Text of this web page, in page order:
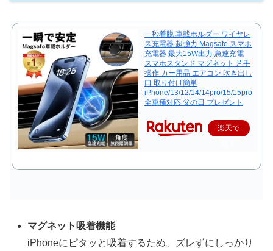
一秒着脱 車載ホルダー ワイヤレ
ス充電器 超強力 Magsafe スマホ
充電器 最大15W出力 急速充電
スマホスタンド マグネット 片手
操作 カー用品 エアコン 吹き出し
口 取り付け簡単
iPhone/13/12/14/14pro/15/15pro
全車種対応 父の日 プレゼント
楽天で
マグネット吸着機能
iPhoneにピタッと吸着するため、ズレずにしっかり